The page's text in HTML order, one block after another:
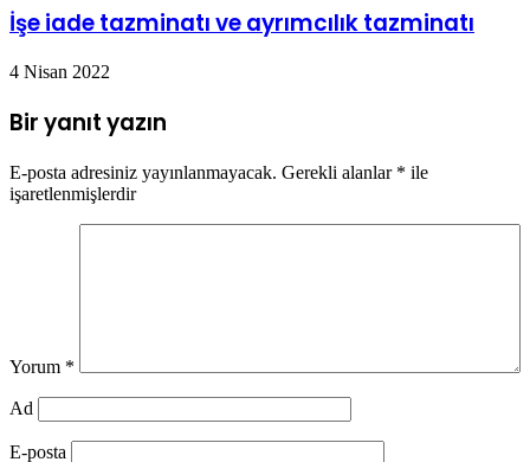
İşe iade tazminatı ve ayrımcılık tazminatı
4 Nisan 2022
Bir yanıt yazın
E-posta adresiniz yayınlanmayacak. Gerekli alanlar * ile
işaretlenmişlerdir
Yorum *
Ad
E-posta